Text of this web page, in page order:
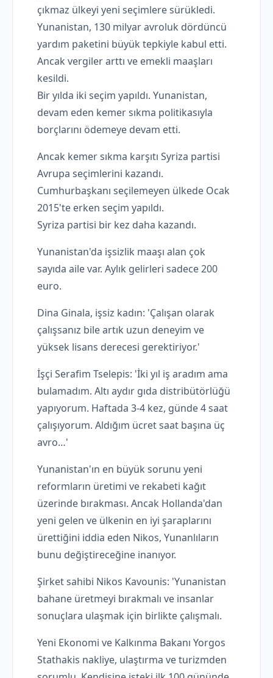
çıkmaz ülkeyi yeni seçimlere sürükledi.
Yunanistan, 130 milyar avroluk dördüncü
yardım paketini büyük tepkiyle kabul etti.
Ancak vergiler arttı ve emekli maaşları
kesildi.
Bir yılda iki seçim yapıldı. Yunanistan,
devam eden kemer sıkma politikasıyla
borçlarını ödemeye devam etti.
Ancak kemer sıkma karşıtı Syriza partisi
Avrupa seçimlerini kazandı.
Cumhurbaşkanı seçilemeyen ülkede Ocak
2015'te erken seçim yapıldı.
Syriza partisi bir kez daha kazandı.
Yunanistan'da işsizlik maaşı alan çok
sayıda aile var. Aylık gelirleri sadece 200
euro.
Dina Ginala, işsiz kadın: 'Çalışan olarak
çalışsanız bile artık uzun deneyim ve
yüksek lisans derecesi gerektiriyor.'
İşçi Serafim Tselepis: 'İki yıl iş aradım ama
bulamadım. Altı aydır gıda distribütörlüğü
yapıyorum. Haftada 3-4 kez, günde 4 saat
çalışıyorum. Aldığım ücret saat başına üç
avro…'
Yunanistan'ın en büyük sorunu yeni
reformların üretimi ve rekabeti kağıt
üzerinde bırakması. Ancak Hollanda'dan
yeni gelen ve ülkenin en iyi şaraplarını
ürettiğini iddia eden Nikos, Yunanlıların
bunu değiştireceğine inanıyor.
Şirket sahibi Nikos Kavounis: 'Yunanistan
bahane üretmeyi bırakmalı ve insanlar
sonuçlara ulaşmak için birlikte çalışmalı.
Yeni Ekonomi ve Kalkınma Bakanı Yorgos
Stathakis nakliye, ulaştırma ve turizmden